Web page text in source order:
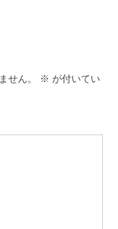
せん。 ※ が付いてい